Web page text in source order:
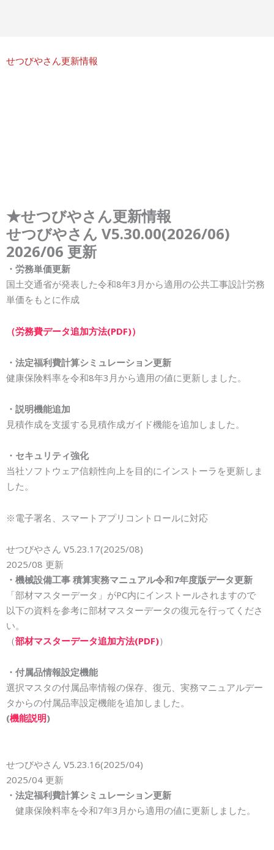
せつびやさん更新情報
★せつびやさん更新情報
せつびやさん V5.30.00(2026/06)
2026/06 更新
・労務単価更新
国土交通省が発表した令和8年3月から適用の公共工事設計労務
単価をもとに作成
（労務費データ追加方法(PDF)）
・法定福利費計算シミュレーション更新
健康保険料率を令和8年3月から適用の値に更新しました。
・説明機能追加
見積作成を支援する見積作成ガイド機能を追加しました。
・セキュリティ強化
当社ソフトウェア信頼性向上を目的にインストーラを更新しま
した。
※電子署名、スマートアプリコントロールに対応
せつびやさん V5.23.17(2025/08)
2025/08 更新
・機械設備工事 積算実務マニュアル令和7年度版データ更新
「部材マスターデータ」がPC内にインストールされますので
以下の資料を参考に部材マスターデータの復元を行ってくださ
い。
（部材マスターデータ追加方法(PDF)）
・付属品情報設定機能
選択マスタの付属品率情報の保存、復元、 実務マニュアルデー
タからの付属品率設定機能を追加しました。
(機能説明)
せつびやさん V5.23.16(2025/04)
2025/04 更新
・法定福利費計算シミュレーション更新
健康保険料率を令和7年3月から適用の値に更新しました。